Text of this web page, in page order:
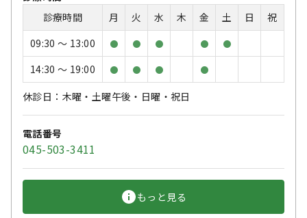
診療時間
月 火 水 木 金 土 日
祝
09:30 〜 13:00
● ● ● ● ●
14:30 〜 19:00 ● ● ● ●
休診日：木曜・土曜午後・日曜・祝日
電話番号
045-503-3411
もっと見る